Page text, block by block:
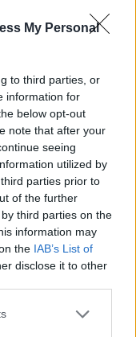
My Personal
to third parties, or
information for
below opt-out
note that after your
seeing
utilized by
parties prior to
of the further
third parties on the
information may
the IAB’s List of
disclose it to other
CON CRE...